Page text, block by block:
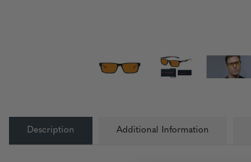
Description Additional Information